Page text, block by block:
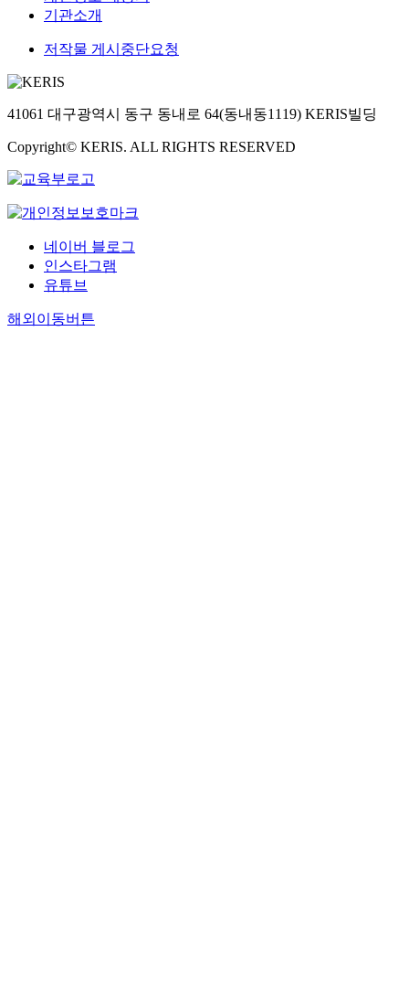
기관소개
저작물 게시중단요청
41061 대구광역시 동구 동내로 64(동내동1119) KERIS빌딩
Copyright© KERIS. ALL RIGHTS RESERVED
네이버 블로그
인스타그램
유튜브
해외이동버튼